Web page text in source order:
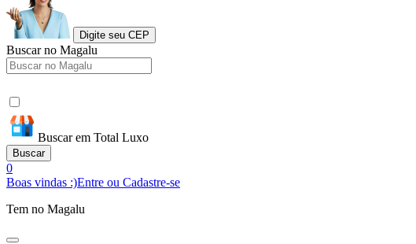
Digite seu CEP
Buscar no Magalu
Buscar em Total Luxo
Buscar
0
Boas vindas :)Entre ou Cadastre-se
Tem no Magalu